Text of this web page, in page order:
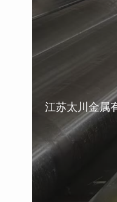
江苏太川金属